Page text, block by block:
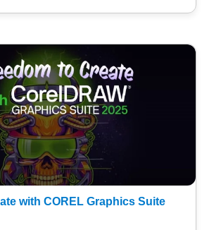
with COREL Graphics Suite